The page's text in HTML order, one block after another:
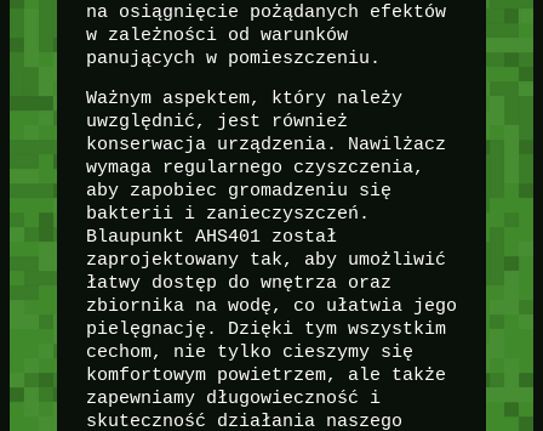
na osiągnięcie pożądanych efektów
w zależności od warunków
panujących w pomieszczeniu.
Ważnym aspektem, który należy
uwzględnić, jest również
konserwacja urządzenia. Nawilżacz
wymaga regularnego czyszczenia,
aby zapobiec gromadzeniu się
bakterii i zanieczyszczeń.
Blaupunkt AHS401 został
zaprojektowany tak, aby umożliwić
łatwy dostęp do wnętrza oraz
zbiornika na wodę, co ułatwia jego
pielęgnację. Dzięki tym wszystkim
cechom, nie tylko cieszymy się
komfortowym powietrzem, ale także
zapewniamy długowieczność i
skuteczność działania naszego